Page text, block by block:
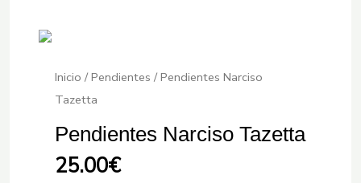
Inicio / Pendientes / Pendientes Narciso
Tazetta
Pendientes Narciso Tazetta
25.00€